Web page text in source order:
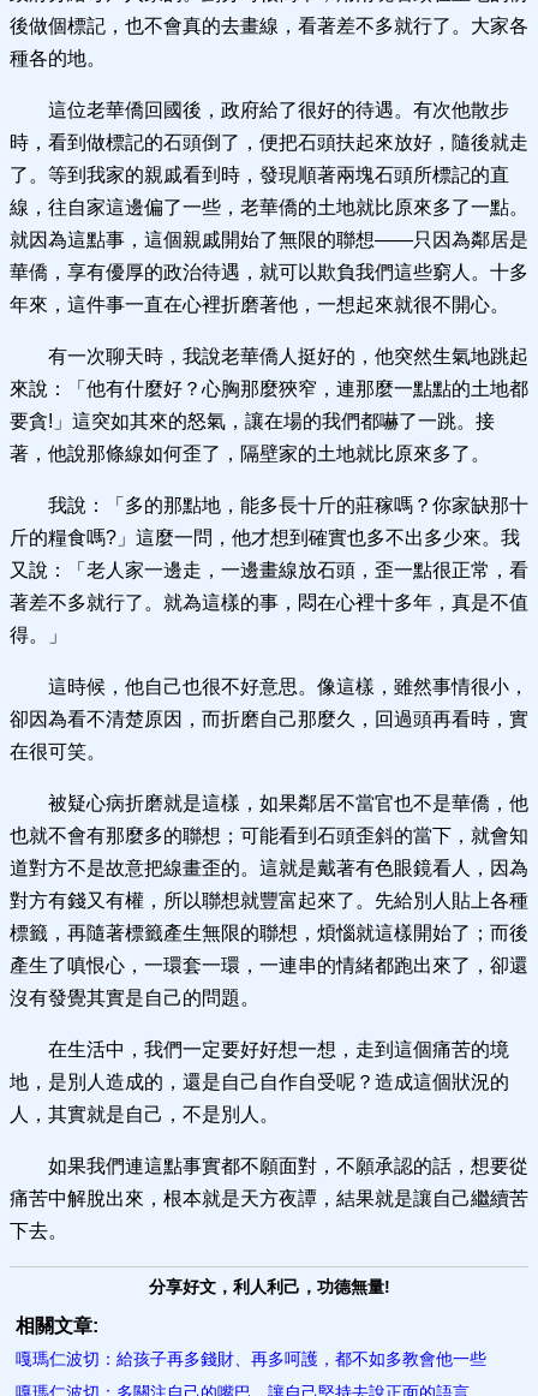
後做個標記，也不會真的去畫線，看著差不多就行了。大家各
種各的地。
這位老華僑回國後，政府給了很好的待遇。有次他散步
時，看到做標記的石頭倒了，便把石頭扶起來放好，隨後就走
了。等到我家的親戚看到時，發現順著兩塊石頭所標記的直
線，往自家這邊偏了一些，老華僑的土地就比原來多了一點。
就因為這點事，這個親戚開始了無限的聯想——只因為鄰居是
華僑，享有優厚的政治待遇，就可以欺負我們這些窮人。十多
年來，這件事一直在心裡折磨著他，一想起來就很不開心。
有一次聊天時，我說老華僑人挺好的，他突然生氣地跳起
來說：「他有什麼好？心胸那麼狹窄，連那麼一點點的土地都
要貪!」這突如其來的怒氣，讓在場的我們都嚇了一跳。接
著，他說那條線如何歪了，隔壁家的土地就比原來多了。
我說：「多的那點地，能多長十斤的莊稼嗎？你家缺那十
斤的糧食嗎?」這麼一問，他才想到確實也多不出多少來。我
又說：「老人家一邊走，一邊畫線放石頭，歪一點很正常，看
著差不多就行了。就為這樣的事，悶在心裡十多年，真是不值
得。」
這時候，他自己也很不好意思。像這樣，雖然事情很小，
卻因為看不清楚原因，而折磨自己那麼久，回過頭再看時，實
在很可笑。
被疑心病折磨就是這樣，如果鄰居不當官也不是華僑，他
也就不會有那麼多的聯想；可能看到石頭歪斜的當下，就會知
道對方不是故意把線畫歪的。這就是戴著有色眼鏡看人，因為
對方有錢又有權，所以聯想就豐富起來了。先給別人貼上各種
標籤，再隨著標籤產生無限的聯想，煩惱就這樣開始了；而後
產生了嗔恨心，一環套一環，一連串的情緒都跑出來了，卻還
沒有發覺其實是自己的問題。
在生活中，我們一定要好好想一想，走到這個痛苦的境
地，是別人造成的，還是自己自作自受呢？造成這個狀況的
人，其實就是自己，不是別人。
如果我們連這點事實都不願面對，不願承認的話，想要從
痛苦中解脫出來，根本就是天方夜譚，結果就是讓自己繼續苦
下去。
分享好文，利人利己，功德無量!
相關文章:
嘎瑪仁波切：給孩子再多錢財、再多呵護，都不如多教會他一些